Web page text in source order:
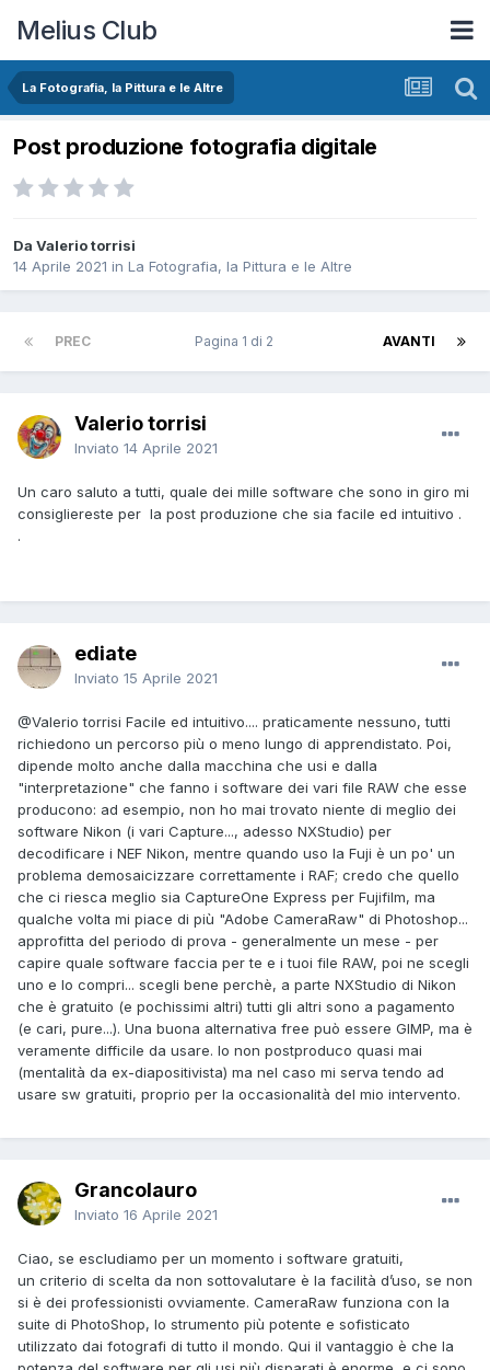
Melius Club
La Fotografia, la Pittura e le Altre
Post produzione fotografia digitale
Da Valerio torrisi
14 Aprile 2021 in La Fotografia, la Pittura e le Altre
PREC AVANTI
Pagina 1 di 2
Valerio torrisi
Inviato 14 Aprile 2021
Un caro saluto a tutti, quale dei mille software che sono in giro mi
consigliereste per la post produzione che sia facile ed intuitivo .
.
ediate
Inviato 15 Aprile 2021
@Valerio torrisi Facile ed intuitivo.... praticamente nessuno, tutti
richiedono un percorso più o meno lungo di apprendistato. Poi,
dipende molto anche dalla macchina che usi e dalla
"interpretazione" che fanno i software dei vari file RAW che esse
producono: ad esempio, non ho mai trovato niente di meglio dei
software Nikon (i vari Capture..., adesso NXStudio) per
decodificare i NEF Nikon, mentre quando uso la Fuji è un po' un
problema demosaicizzare correttamente i RAF; credo che quello
che ci riesca meglio sia CaptureOne Express per Fujifilm, ma
qualche volta mi piace di più "Adobe CameraRaw" di Photoshop...
approfitta del periodo di prova - generalmente un mese - per
capire quale software faccia per te e i tuoi file RAW, poi ne scegli
uno e lo compri... scegli bene perchè, a parte NXStudio di Nikon
che è gratuito (e pochissimi altri) tutti gli altri sono a pagamento
(e cari, pure...). Una buona alternativa free può essere GIMP, ma è
veramente difficile da usare. Io non postproduco quasi mai
(mentalità da ex-diapositivista) ma nel caso mi serva tendo ad
usare sw gratuiti, proprio per la occasionalità del mio intervento.
Grancolauro
Inviato 16 Aprile 2021
Ciao, se escludiamo per un momento i software gratuiti,
un criterio di scelta da non sottovalutare è la facilità d’uso, se non
si è dei professionisti ovviamente. CameraRaw funziona con la
suite di PhotoShop, lo strumento più potente e sofisticato
utilizzato dai fotografi di tutto il mondo. Qui il vantaggio è che la